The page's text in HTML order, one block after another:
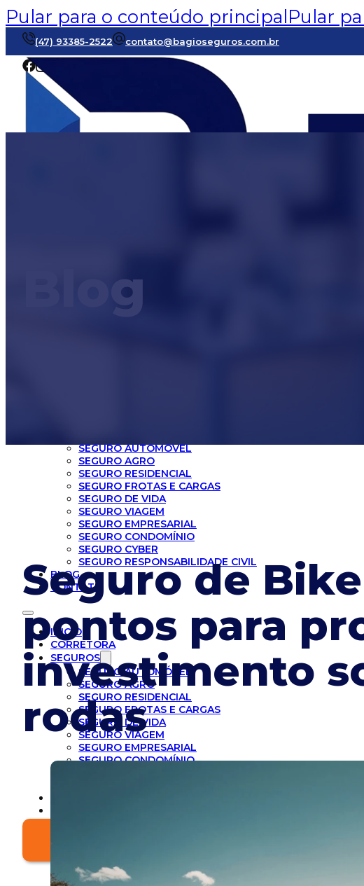
Pular para o conteúdo principalPular
(47) 93385-2522 contato@bagioseguros.com.br
SEGURO AUTOMÓVEL
SEGURO AGRO
SEGURO RESIDENCIAL
SEGURO FROTAS E CARGAS
SEGURO DE VIDA
SEGURO VIAGEM
SEGURO EMPRESARIAL
SEGURO CONDOMÍNIO
SEGURO CYBER
SEGURO RESPONSABILIDADE CIVIL
BLOG
CONTATO
INICIO
CORRETORA
SEGUROS
SEGURO AUTOMÓVEL
SEGURO AGRO
SEGURO RESIDENCIAL
SEGURO FROTAS E CARGAS
SEGURO DE VIDA
SEGURO VIAGEM
SEGURO EMPRESARIAL
SEGURO CONDOMÍNIO
Blog
Seguro de
pontos para
investimento
rodas